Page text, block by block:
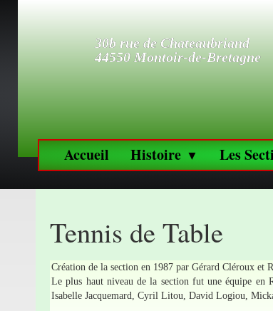
30b rue de Chateaubriand
44550 Montoir-de-Bretagne
Accueil Histoire ▼ Les
Tennis de Table
Création de la section en 1987 par Gérard Cléroux et
Le plus haut niveau de la section fut une équipe en
Isabelle Jacquemard, Cyril Litou, David Logiou,